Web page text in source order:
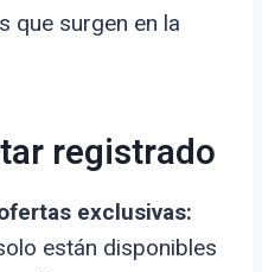
que surgen en la
registrado
exclusivas:
están disponibles